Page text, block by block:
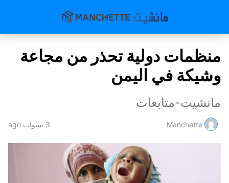
منظمات دولية تحذر من مجاعة
وشيكة في اليمن
مانشيت-متابعات
Manchette 3 سنوات ago